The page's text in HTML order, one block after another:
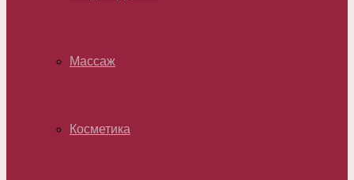
Массаж
Косметика